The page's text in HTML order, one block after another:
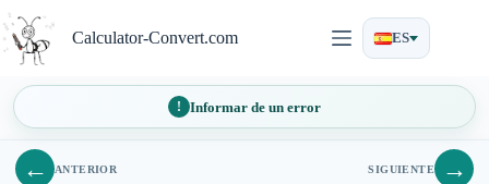
al
contenido
Calculator-Convert.com ES
Informar de un error
← ANTERIOR SIGUIENTE →